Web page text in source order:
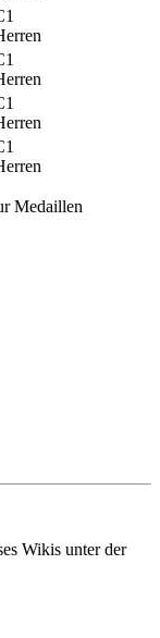
Medaillen
Wikis unter der